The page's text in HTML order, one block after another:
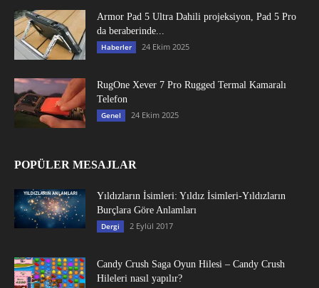
Armor Pad 5 Ultra Dahili projeksiyon, Pad 5 Pro
da beraberinde...
Haberler 24 Ekim 2025
RugOne Xever 7 Pro Rugged Termal Kamaralı
Telefon
Genel 24 Ekim 2025
POPÜLER MESAJLAR
Yıldızların İsimleri: Yıldız İsimleri-Yıldızların
Burçlara Göre Anlamları
Dergi 2 Eylül 2017
Candy Crush Saga Oyun Hilesi – Candy Crush
Hileleri nasıl yapılır?